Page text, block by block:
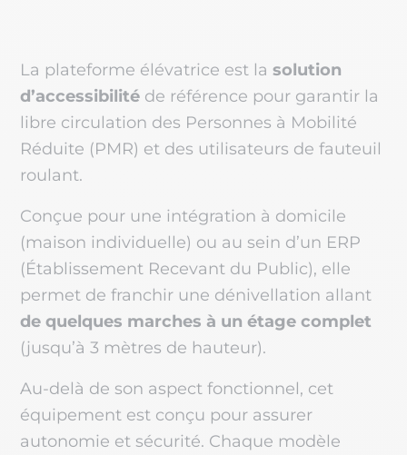
La plateforme élévatrice est la solution
d’accessibilité de référence pour garantir la
libre circulation des Personnes à Mobilité
Réduite (PMR) et des utilisateurs de fauteuil
roulant.
Conçue pour une intégration à domicile
(maison individuelle) ou au sein d’un ERP
(Établissement Recevant du Public), elle
permet de franchir une dénivellation allant
de quelques marches à un étage complet
(jusqu’à 3 mètres de hauteur).
Au-delà de son aspect fonctionnel, cet
équipement est conçu pour assurer
autonomie et sécurité. Chaque modèle